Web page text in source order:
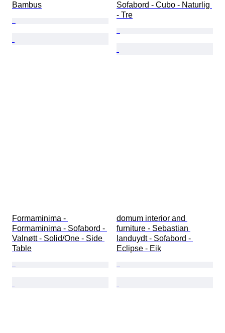
Bambus
Sofabord - Cubo - Naturlig
- Tre
Formaminima -
Formaminima - Sofabord -
Valnøtt - Solid/One - Side
Table
domum interior and
furniture - Sebastian
landuydt - Sofabord -
Eclipse - Eik